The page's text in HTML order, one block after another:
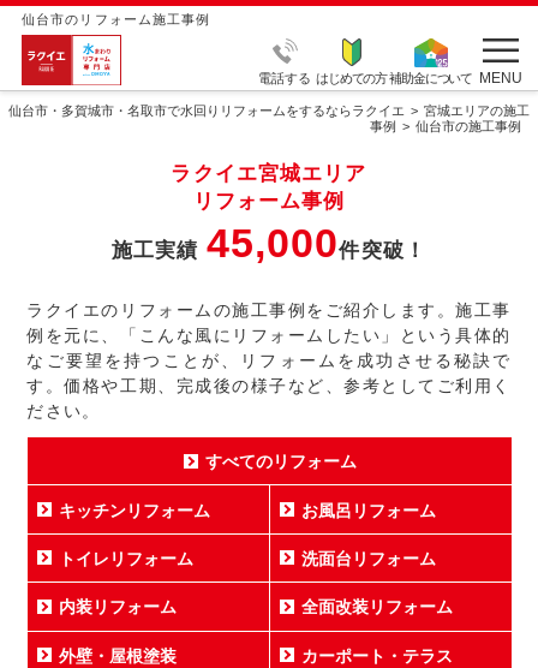
仙台市のリフォーム施工事例
電話する はじめての方補助金について MENU
仙台市・多賀城市・名取市で水回りリフォームをするならラクイエ
宮城エリアの施工
事例
仙台市の施工事例
ラクイエ宮城エリア
リフォーム事例
施工実績 45,000件突破！
ラクイエのリフォームの施工事例をご紹介します。施工事
例を元に、「こんな風にリフォームしたい」という具体的
なご要望を持つことが、リフォームを成功させる秘訣で
す。価格や工期、完成後の様子など、参考としてご利用く
ださい。
すべてのリフォーム
キッチンリフォーム お風呂リフォーム
トイレリフォーム 洗面台リフォーム
内装リフォーム 全面改装リフォーム
外壁・屋根塗装 カーポート・テラス